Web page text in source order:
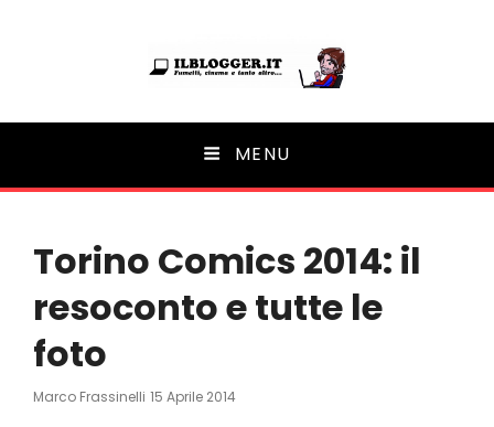
Ilblogger.it
Il portalino di blog | MENU
Torino Comics 2014: il
resoconto e tutte le
foto
Marco Frassinelli Posted
15 Aprile 2014